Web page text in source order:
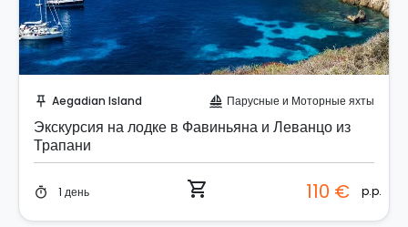
push_pin Aegadian Island sailing Парусные и Моторные яхты
Экскурсия на лодке в Фавиньяна и Леванцо из
Трапани
timer 1 день shopping_cart 110 € p.p.